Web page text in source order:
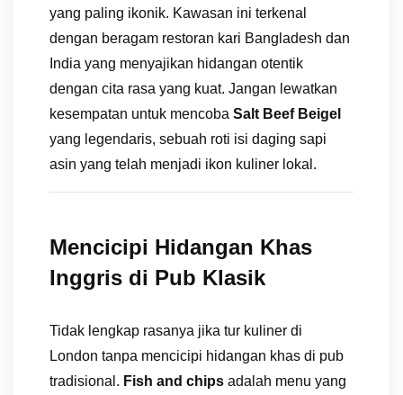
yang paling ikonik. Kawasan ini terkenal
dengan beragam restoran kari Bangladesh dan
India yang menyajikan hidangan otentik
dengan cita rasa yang kuat. Jangan lewatkan
kesempatan untuk mencoba Salt Beef Beigel
yang legendaris, sebuah roti isi daging sapi
asin yang telah menjadi ikon kuliner lokal.
Mencicipi Hidangan Khas
Inggris di Pub Klasik
Tidak lengkap rasanya jika tur kuliner di
London tanpa mencicipi hidangan khas di pub
tradisional. Fish and chips adalah menu yang